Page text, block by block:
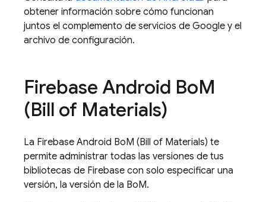
obtener información sobre cómo funcionan
juntos el complemento de servicios de Google y el
archivo de configuración.
Firebase Android BoM
(Bill of Materials)
La Firebase Android BoM (Bill of Materials) te
permite administrar todas las versiones de tus
bibliotecas de Firebase con solo especificar una
versión, la versión de la BoM.